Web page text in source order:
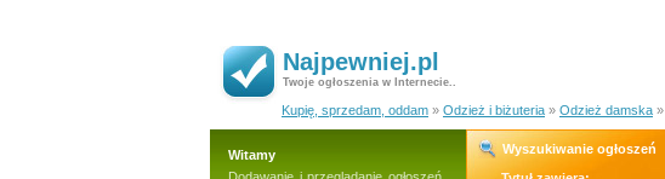
Najpewniej.pl
Twoje ogłoszenia w Internecie..
Kupię, sprzedam, oddam » Odzież i biżuteria » Odzież damska »
Witamy
Dodawanie i przeglądanie ogłoszeń
Wyszukiwanie ogłoszeń